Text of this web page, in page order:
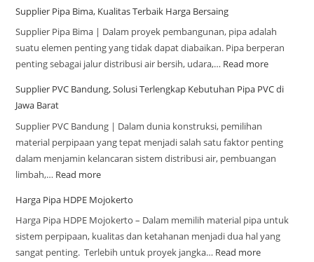
Supplier Pipa Bima, Kualitas Terbaik Harga Bersaing
Supplier Pipa Bima | Dalam proyek pembangunan, pipa adalah
suatu elemen penting yang tidak dapat diabaikan. Pipa berperan
penting sebagai jalur distribusi air bersih, udara,… Read more
Supplier PVC Bandung, Solusi Terlengkap Kebutuhan Pipa PVC di
Jawa Barat
Supplier PVC Bandung | Dalam dunia konstruksi, pemilihan
material perpipaan yang tepat menjadi salah satu faktor penting
dalam menjamin kelancaran sistem distribusi air, pembuangan
limbah,… Read more
Harga Pipa HDPE Mojokerto
Harga Pipa HDPE Mojokerto – Dalam memilih material pipa untuk
sistem perpipaan, kualitas dan ketahanan menjadi dua hal yang
sangat penting. Terlebih untuk proyek jangka… Read more